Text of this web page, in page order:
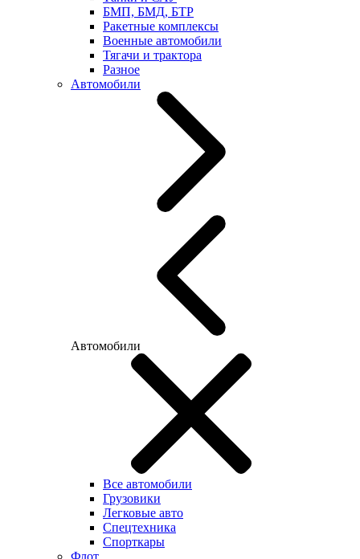
БМП, БМД, БТР
Ракетные комплексы
Военные автомобили
Тягачи и трактора
Разное
Автомобили
Автомобили
Все автомобили
Грузовики
Легковые авто
Спецтехника
Спорткары
Флот